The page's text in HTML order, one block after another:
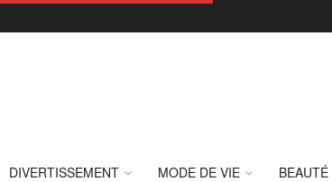
DIVERTISSEMENT MODE DE VIE BEAUTÉ